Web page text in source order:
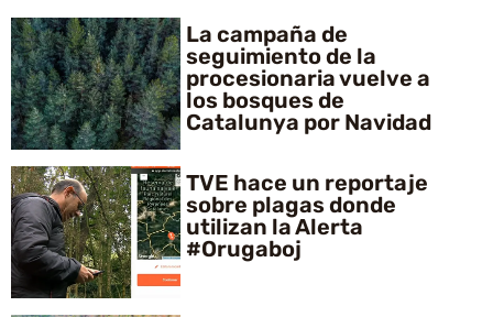
La campaña de
seguimiento de la
procesionaria vuelve a
los bosques de
Catalunya por Navidad
TVE hace un reportaje
sobre plagas donde
utilizan la Alerta
#Orugaboj